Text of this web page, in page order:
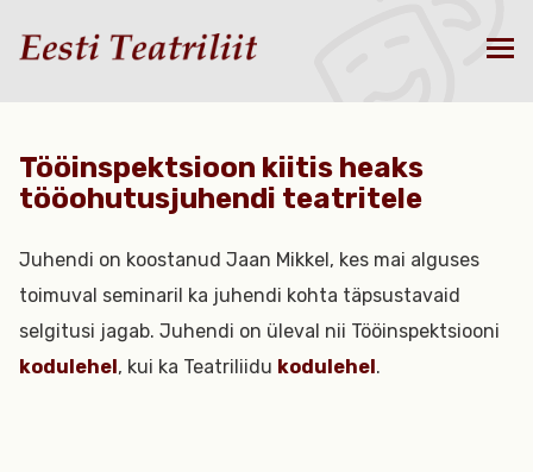
Tööinspektsioon kiitis heaks
tööohutusjuhendi teatritele
Juhendi on koostanud Jaan Mikkel, kes mai alguses
toimuval seminaril ka juhendi kohta täpsustavaid
selgitusi jagab. Juhendi on üleval nii Tööinspektsiooni
kodulehel, kui ka Teatriliidu kodulehel.